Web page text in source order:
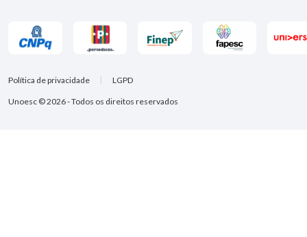
Unoesc © 2026 - Todos os direitos reservados
Política de privacidade LGPD